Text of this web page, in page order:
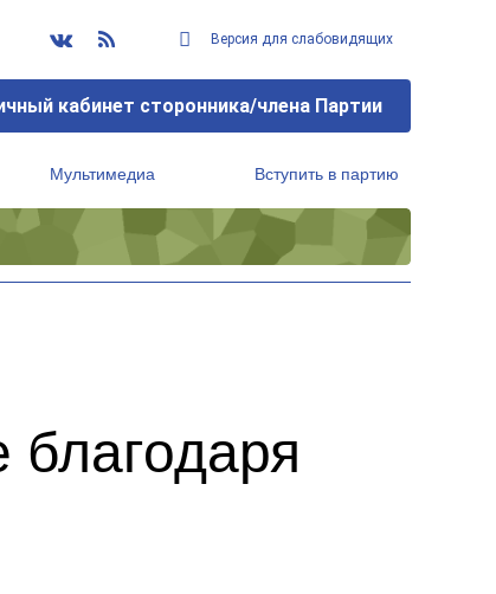
Версия для слабовидящих
кабинет сторонника/члена Партии
Мультимедиа Вступить в партию
благодаря